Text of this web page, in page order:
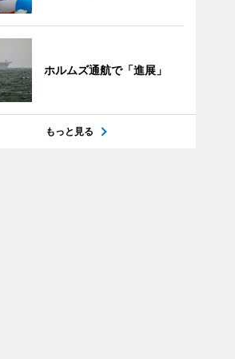
ホルムズ通航で「進展」
もっと見る